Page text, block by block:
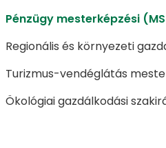
Pénzügy mesterképzési
Regionális és környezeti
Turizmus-vendéglátás
Ökológiai gazdálkodási